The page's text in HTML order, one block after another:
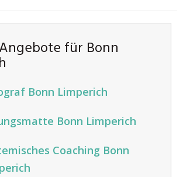
für Bonn
Bonn Limperich
Bonn Limperich
Coaching Bonn